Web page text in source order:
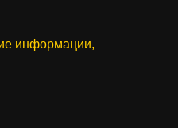
информации,